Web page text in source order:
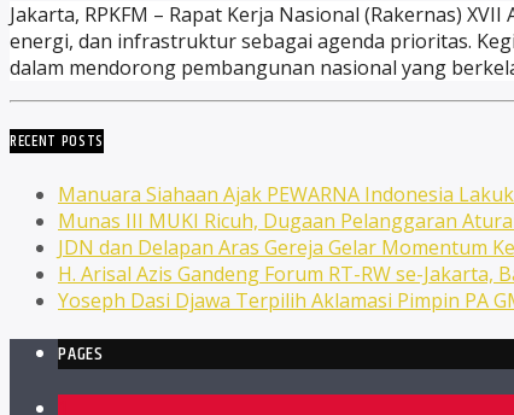
Jakarta, RPKFM – Rapat Kerja Nasional (Rakernas)
energi, dan infrastruktur sebagai agenda prioritas.
dalam mendorong pembangunan nasional yang
RECENT POSTS
Manuara Siahaan Ajak PEWARNA Indonesia
Munas III MUKI Ricuh, Dugaan Pelanggaran
JDN dan Delapan Aras Gereja Gelar Momentum
H. Arisal Azis Gandeng Forum RT-RW se-
Yoseph Dasi Djawa Terpilih Aklamasi Pimpin PA
PAGES